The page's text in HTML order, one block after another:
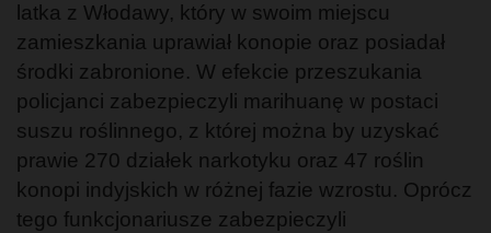
latka z Włodawy, który w swoim miejscu
zamieszkania uprawiał konopie oraz posiadał
środki zabronione. W efekcie przeszukania
policjanci zabezpieczyli marihuanę w postaci
suszu roślinnego, z której można by uzyskać
prawie 270 działek narkotyku oraz 47 roślin
konopi indyjskich w różnej fazie wzrostu. Oprócz
tego funkcjonariusze zabezpieczyli